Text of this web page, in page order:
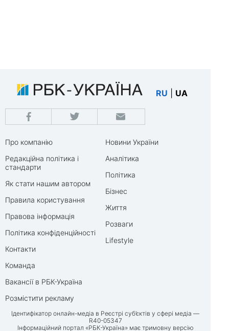
RU UA
Про компанію
Редакційна політика і
стандарти
Як стати нашим автором
Правила користування
Правова інформація
Політика конфіденційності
Контакти
Команда
Вакансії в РБК-Україна
Розмістити рекламу
Новини України
Аналітика
Політика
Бізнес
Життя
Розваги
Lifestyle
Ідентифікатор онлайн-медіа в Реєстрі суб’єктів у сфері медіа —
R40-05347
Інформаційний портал «РБК-Україна» має тримовну версію